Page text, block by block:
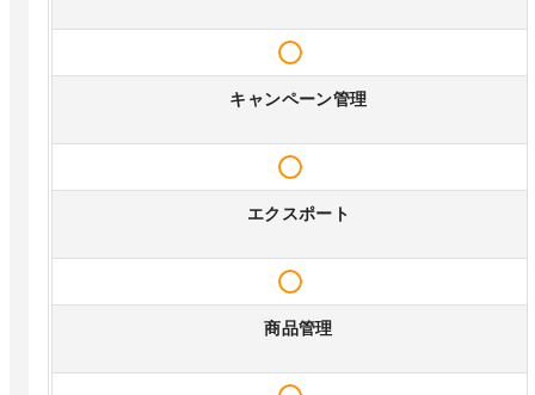
キャンペーン管理
エクスポート
商品管理